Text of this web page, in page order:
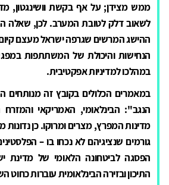
ממש מצידן; על אף בקשת וושינגטון,
לשאוב דלק לטובת המערב. לכן, שאלה
ההישג המרשים שגרפה ישראל מעצם
הנחישות והיכולת של המשתתפות
במהלכו למדיניות אפקטיבית.
במאמרים הכלולים בקובץ זה מנותחים
הנגב": הבינלאומי, האמריקאי והמזרח
מדינות המפרץ, מצרים ומרוקו. כן
גורמים שנציגיהם לא נכחו בו –
הפסגה לביטחונה הלאומי של מדינת
התיכון ובזירה הבינלאומית עוברות